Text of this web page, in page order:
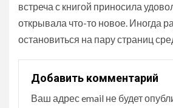
встреча с книгой приносила
открывала что-то новое. Иногда
остановиться на пару страниц
Добавить комментарий
Ваш адрес email не будет